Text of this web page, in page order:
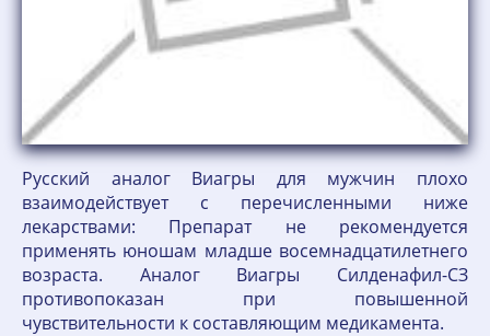
Русский аналог Виагры для мужчин плохо
взаимодействует с перечисленными ниже
лекарствами: Препарат не рекомендуется
применять юношам младше восемнадцатилетнего
возраста. Аналог Виагры Силденафил-СЗ
противопоказан при повышенной
чувствительности к составляющим медикамента.